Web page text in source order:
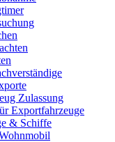
Zulassung
Exportfahrzeuge
& Schiffe